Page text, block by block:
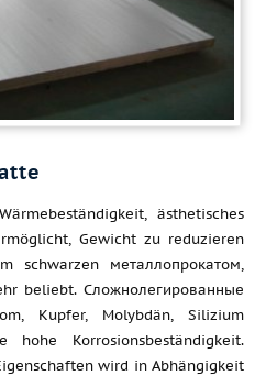
ästhetisches
Gewicht zu reduzieren
schwarzen металлопрокатом,
beliebt. Сложнолегированные
Kupfer, Molybdän, Silizium
Korrosionsbeständigkeit.
wird in Abhängigkeit